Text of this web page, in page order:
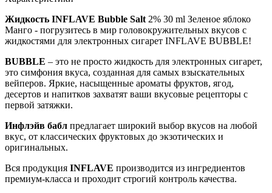
Жидкость INFLAVE Bubble Salt 2% 30 ml Зеленое яблоко
Манго - погрузитесь в мир головокружительных вкусов с
жидкостями для электронных сигарет INFLAVE BUBBLE!
BUBBLE – это не просто жидкость для электронных сигарет,
это симфония вкуса, созданная для самых взыскательных
вейперов. Яркие, насыщенные ароматы фруктов, ягод,
десертов и напитков захватят ваши вкусовые рецепторы с
первой затяжки.
Инфлэйв бабл предлагает широкий выбор вкусов на любой
вкус, от классических фруктовых до экзотических и
оригинальных.
Вся продукция INFLAVE производится из ингредиентов
премиум-класса и проходит строгий контроль качества.